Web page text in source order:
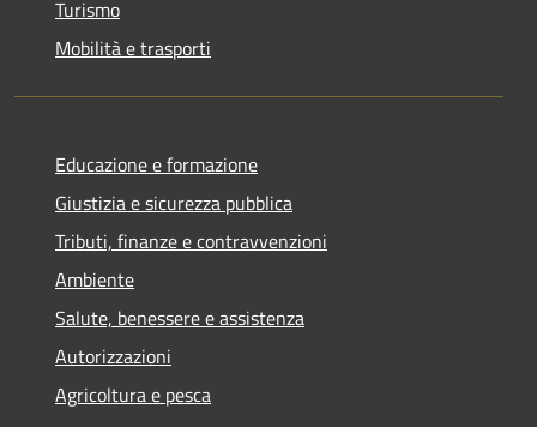
Turismo
Mobilità e trasporti
Educazione e formazione
Giustizia e sicurezza pubblica
Tributi, finanze e contravvenzioni
Ambiente
Salute, benessere e assistenza
Autorizzazioni
Agricoltura e pesca